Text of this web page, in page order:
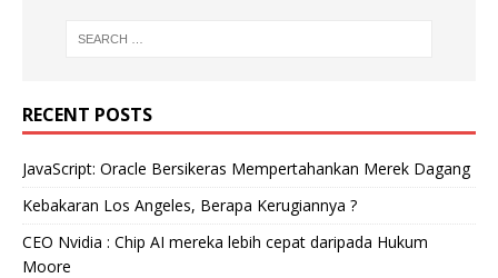
RECENT POSTS
JavaScript: Oracle Bersikeras Mempertahankan Merek Dagang
Kebakaran Los Angeles, Berapa Kerugiannya ?
CEO Nvidia : Chip AI mereka lebih cepat daripada Hukum
Moore